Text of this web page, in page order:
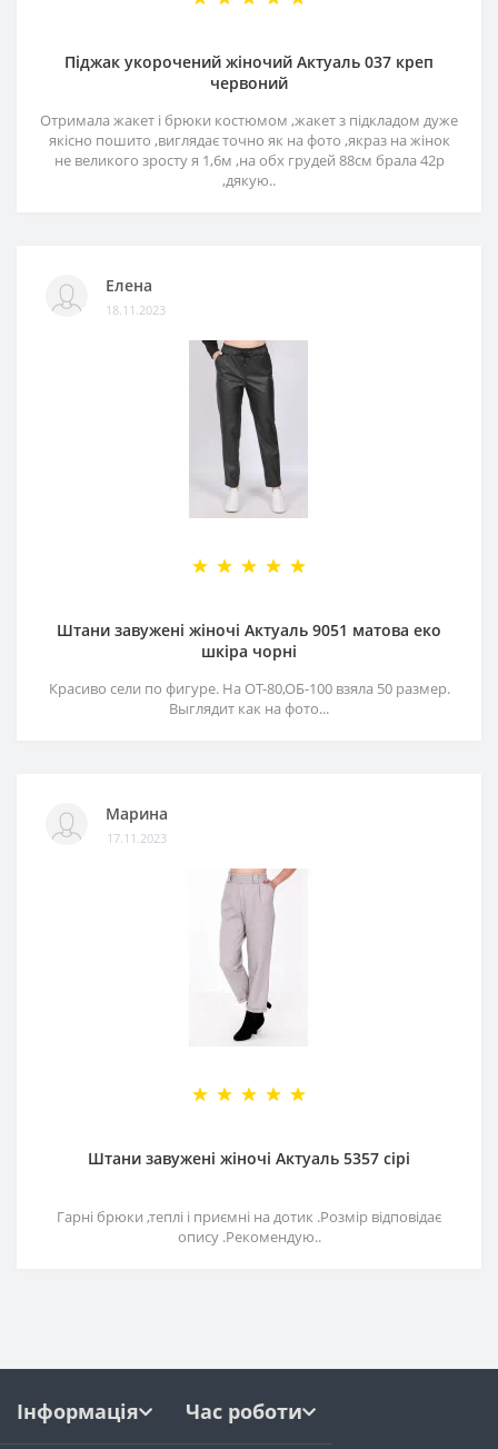
Піджак укорочений жіночий Актуаль 037 креп
червоний
Отримала жакет і брюки костюмом ,жакет з підкладом дуже
якісно пошито ,виглядає точно як на фото ,якраз на жінок
не великого зросту я 1,6м ,на обх грудей 88см брала 42р
,дякую..
Елена
18.11.2023
Штани завужені жіночі Актуаль 9051 матова еко
шкіра чорні
Красиво сели по фигуре. На ОТ-80,ОБ-100 взяла 50 размер.
Выглядит как на фото...
Марина
17.11.2023
Штани завужені жіночі Актуаль 5357 сірі
Гарні брюки ,теплі і приємні на дотик .Розмір відповідає
опису .Рекомендую..
Інформація Час роботи